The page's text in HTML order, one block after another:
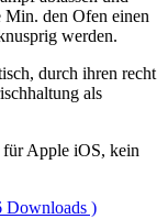
den Ofen einen
werden.
durch ihren recht
als
für Apple iOS, kein
Downloads )